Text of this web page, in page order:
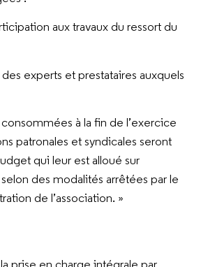
aux travaux du ressort du
experts et prestataires auxquels
à la fin de l’exercice
patronales et syndicales seront
qui leur est alloué sur
des modalités arrêtées par le
de l’association. »